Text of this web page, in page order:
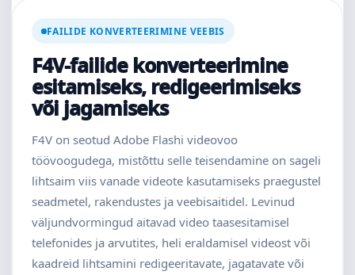
FAILIDE KONVERTEERIMINE VEEBIS
F4V-failide konverteerimine
esitamiseks, redigeerimiseks
või jagamiseks
F4V on seotud Adobe Flashi videovoo
töövoogudega, mistõttu selle teisendamine on sageli
lihtsaim viis vanade videote kasutamiseks praegustel
seadmetel, rakendustes ja veebisaitidel. Levinud
väljundvormingud aitavad video taasesitamisel
telefonides ja arvutites, heli eraldamisel videost või
kaadreid lihtsamini redigeeritavate, jagatavate või